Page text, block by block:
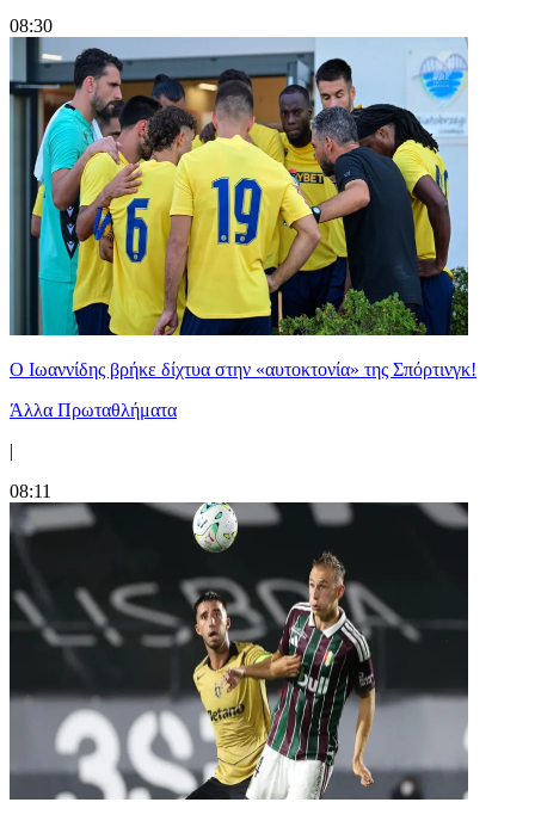
08:30
Ο Ιωαννίδης βρήκε δίχτυα στην «αυτοκτονία» της Σπόρτινγκ!
Άλλα Πρωταθλήματα
|
08:11